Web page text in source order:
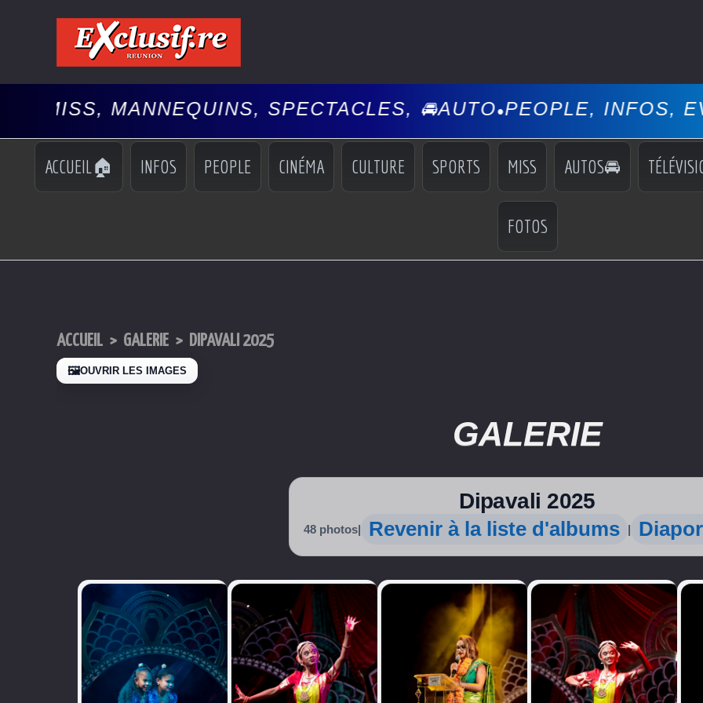
SPECTACLES, 🚘AUTO•PEOPLE, INFOS,
ACCUEIL🏠 INFOS PEOPLE CINÉMA CULTURE SPORTS MISS AUTOS🚘
FOTOS
ACCUEIL > GALERIE > DIPAVALI 2025
🖼️OUVRIR LES IMAGES
GALERIE
Dipavali 2025
48 photos| Revenir à la liste d'albums |